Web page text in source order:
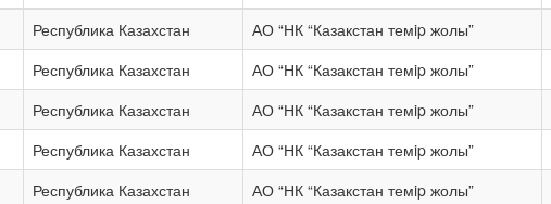
Республика Казахстан АО “НК “Казакстан темip жолы”
Республика Казахстан АО “НК “Казакстан темip жолы”
Республика Казахстан АО “НК “Казакстан темip жолы”
Республика Казахстан АО “НК “Казакстан темip жолы”
Республика Казахстан АО “НК “Казакстан темip жолы”